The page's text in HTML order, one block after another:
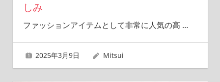
しみ
ファッションアイテムとして非常に人気の高 …
2025年3月9日 Mitsui